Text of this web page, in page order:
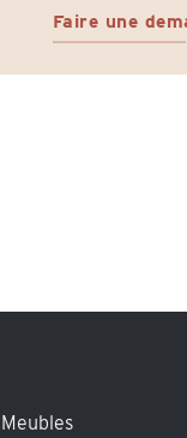
Faire une
Meubles